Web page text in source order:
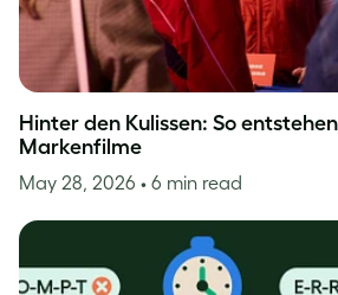
Hinter den Kulissen: So
Markenfilme
May 28, 2026 • 6 min read